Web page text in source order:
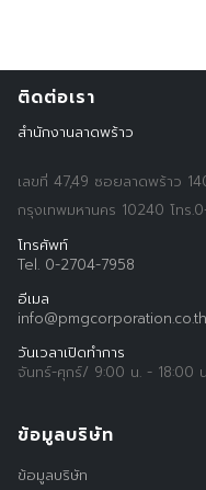
for:
ติดต่อเรา
สำนักงานลาดพร้าว
เลขที่ 47,49 ซอยลาดพร้าว
กรุงเทพมหานคร 10240 โทร
โทรศัพท์
Tel. 0-2704-7958
อีเมล
info@pmgcorporation.co.th
วันเวลาเปิดทำการ
จันทร์-ศุกร์/ 9:00 น. - 18:00
ข้อมูลบริษัท
ข้อมูลบริษัท